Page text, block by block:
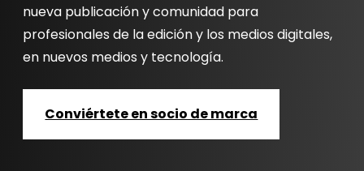
nueva publicación y comunidad para
profesionales de la edición y los medios digitales,
en nuevos medios y tecnología.
Conviértete en socio de marca